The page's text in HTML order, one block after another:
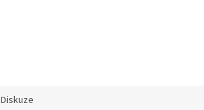
Diskuze